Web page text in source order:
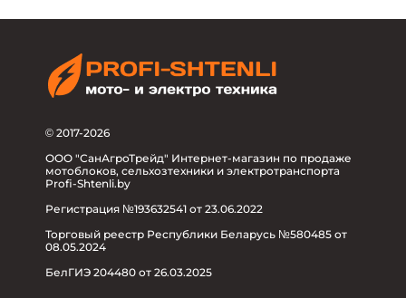
© 2017-2026
ООО "СанАгроТрейд" Интернет-магазин по продаже
мотоблоков, сельхозтехники и электротранспорта
Profi-Shtenli.by
Регистрация №193632541 от 23.06.2022
Торговый реестр Республики Беларусь №580485 от
08.05.2024
БелГИЭ 204480 от 26.03.2025